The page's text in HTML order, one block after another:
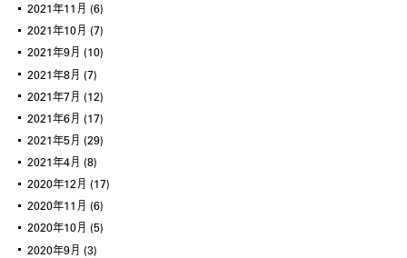
2021年11月 (6)
2021年10月 (7)
2021年9月 (10)
2021年8月 (7)
2021年7月 (12)
2021年6月 (17)
2021年5月 (29)
2021年4月 (8)
2020年12月 (17)
2020年11月 (6)
2020年10月 (5)
2020年9月 (3)